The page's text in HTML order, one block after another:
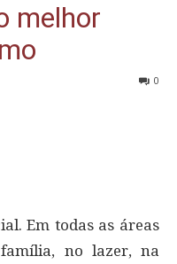
melhor
0
Em todas as áreas
no lazer, na